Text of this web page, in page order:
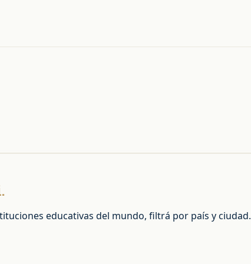
educativas del mundo, filtrá por país y ciudad.